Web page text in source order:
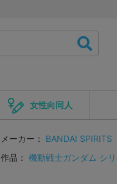
女性向同人
メーカー： BANDAI SPIRITS
作品： 機動戦士ガンダム シ